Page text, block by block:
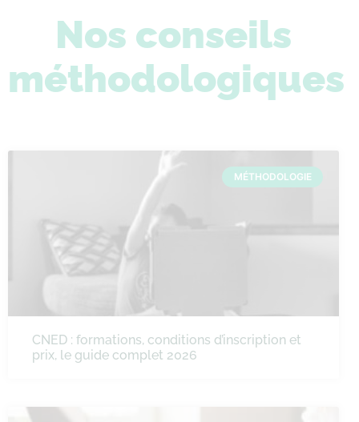
Nos conseils
méthodologiques
MÉTHODOLOGIE
CNED : formations, conditions d’inscription et
prix, le guide complet 2026